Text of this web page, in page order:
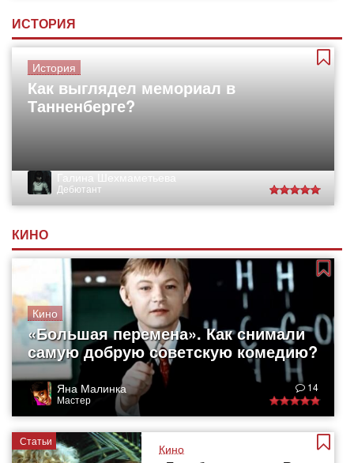
ИСТОРИЯ
История
Как выглядел мемориал в
Танненберге?
Галина Шехмаметьева
Дебютант
КИНО
Кино
«Большая перемена». Как снимали
самую добрую советскую комедию?
Яна Малинка
Мастер
14
Статьи
Кино